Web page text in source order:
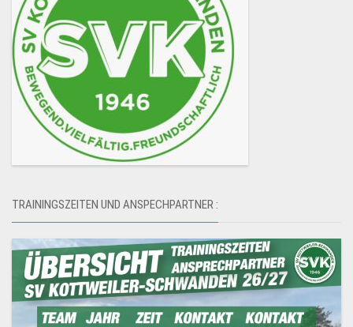
TRAININGSZEITEN UND ANSPECHPARTNER :